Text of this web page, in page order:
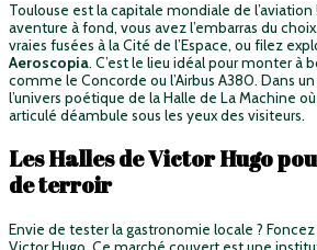
Toulouse est la capitale mondiale de
aventure à fond, vous avez l’embarras du
vraies fusées à la Cité de l’Espace, ou filez
Aeroscopia. C’est le lieu idéal pour monter à
comme le Concorde ou l’Airbus A380. Dans
l’univers poétique de la Halle de La Machine
articulé déambule sous les yeux des visiteurs.
Les Halles de Victor Hugo
de terroir
Envie de tester la gastronomie locale ? Foncez